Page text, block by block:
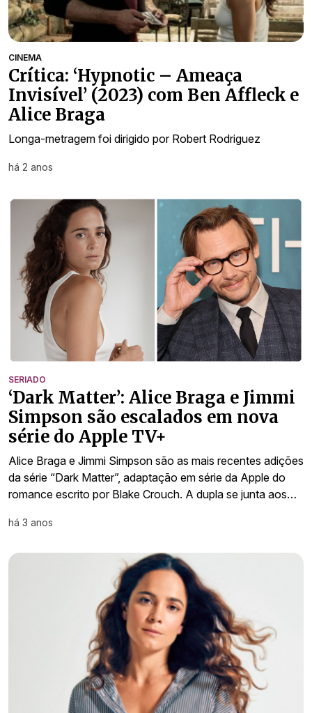
CINEMA
Crítica: ‘Hypnotic – Ameaça
Invisível’ (2023) com Ben Affleck e
Alice Braga
Longa-metragem foi dirigido por Robert Rodriguez
há 2 anos
SERIADO
‘Dark Matter’: Alice Braga e Jimmi
Simpson são escalados em nova
série do Apple TV+
Alice Braga e Jimmi Simpson são as mais recentes adições
da série “Dark Matter”, adaptação em série da Apple do
romance escrito por Blake Crouch. A dupla se junta aos…
há 3 anos